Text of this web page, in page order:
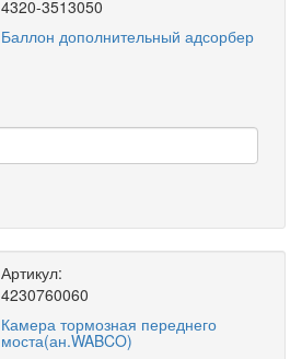
4320-3513050
Баллон дополнительный адсорбер
Артикул:
4230760060
Камера тормозная переднего
моста(ан.WABCO)